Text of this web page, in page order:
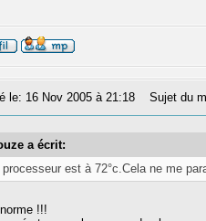
le: 16 Nov 2005 à 21:18 Sujet du
a écrit:
processeur est à 72°c.Cela ne me
!!!